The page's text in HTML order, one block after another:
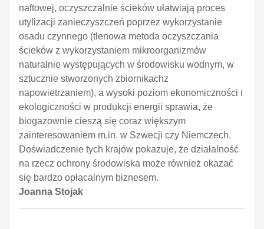
naftowej, oczyszczalnie ścieków ułatwiają proces
utylizacji zanieczyszczeń poprzez wykorzystanie
osadu czynnego (tlenowa metoda oczyszczania
ścieków z wykorzystaniem mikroorganizmów
naturalnie występujących w środowisku wodnym, w
sztucznie stworzonych zbiornikachz
napowietrzaniem), a wysoki poziom ekonomiczności i
ekologiczności w produkcji energii sprawia, że
biogazownie cieszą się coraz większym
zainteresowaniem m.in. w Szwecji czy Niemczech.
Doświadczenie tych krajów pokazuje, że działalność
na rzecz ochrony środowiska może również okazać
się bardzo opłacalnym biznesem.
Joanna Stojak